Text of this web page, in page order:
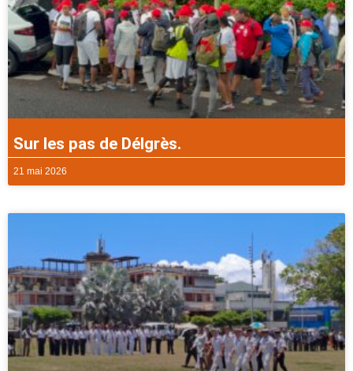
Sur les pas de Délgrès.
21 mai 2026